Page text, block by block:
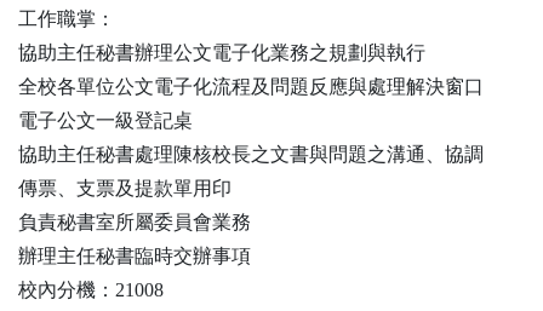
工作職掌：
協助主任秘書辦理公文電子化業務之規劃與執行
全校各單位公文電子化流程及問題反應與處理解決窗口
電子公文一級登記桌
協助主任秘書處理陳核校長之文書與問題之溝通、協調
傳票、支票及提款單用印
負責秘書室所屬委員會業務
辦理主任秘書臨時交辦事項
校內分機：21008